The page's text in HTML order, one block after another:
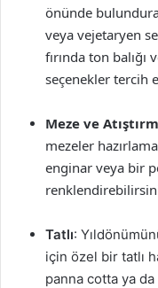
önünde
veya vejetaryen
fırında ton
seçenekler tercih
Meze ve
mezeler
enginar veya bir
Tatlı:
için özel bir tatlı
panna cotta ya